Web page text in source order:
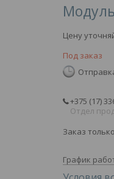
Цену
Под заказ
+375 (17)
Отдел
Заказ
График